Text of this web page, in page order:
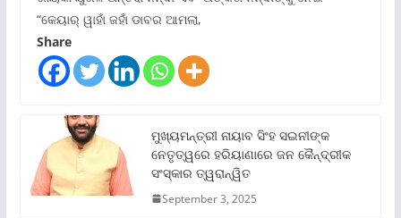
“କେୟାର୍ ୱାହାଁ ଜହାଁ ଡାବର ଆମଲା,
Share
ମୁଖ୍ୟମନ୍ତ୍ରୀ ନାୟାବ ସିଂହ ସଇନୀଙ୍କ
ନେତୃତ୍ୱରେ ହରିୟାଣାରେ ଜନ କୈନ୍ଦ୍ରୀକ
ସଂସ୍କାର ତ୍ୱରାନ୍ୱିତ
September 3, 2025